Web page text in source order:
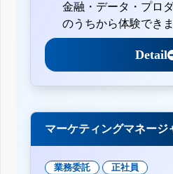
金融・データ・プロ
のうちから体験できま
Detail
マーケティングマネージ
業務委託 正社員